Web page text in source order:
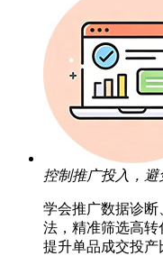
控制推广投入，避
学会推广数据诊
法，精准筛选高
提升单品成交投产